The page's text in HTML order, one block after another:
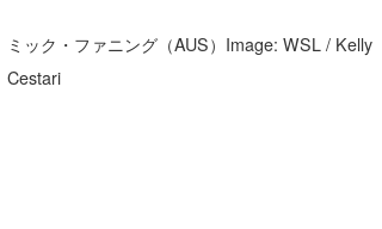
ミック・ファニング（AUS）Image: WSL / Kelly
Cestari